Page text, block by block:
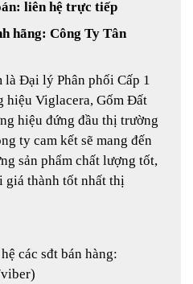
liên hệ trực tiếp
hãng: Công Ty Tân
Đại lý Phân phối Cấp 1
hiệu Viglacera, Gốm Đất
hiệu đứng đầu thị trường
ty cam kết sẽ mang đến
sản phẩm chất lượng tốt,
thành tốt nhất thị
các sđt bán hàng: